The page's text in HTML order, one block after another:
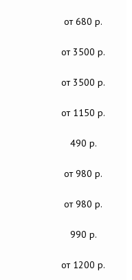
от 680 р.
от 3500 р.
от 3500 р.
от 1150 р.
490 р.
от 980 р.
от 980 р.
990 р.
от 1200 р.